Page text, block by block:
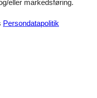
eller markedsføring.
Persondatapolitik